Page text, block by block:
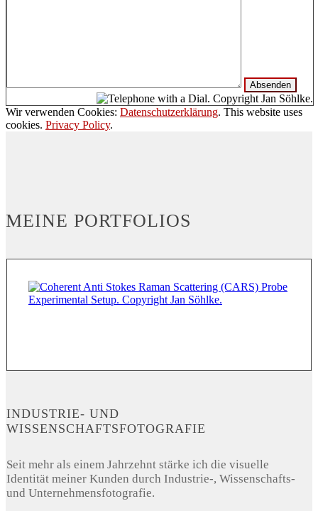
Wir verwenden Cookies: Datenschutzerklärung. This website uses
cookies. Privacy Policy.
MEINE PORTFOLIOS
INDUSTRIE- UND
WISSENSCHAFTSFOTOGRAFIE
Seit mehr als einem Jahrzehnt stärke ich die visuelle
Identität meiner Kunden durch Industrie-, Wissenschafts-
und Unternehmensfotografie.